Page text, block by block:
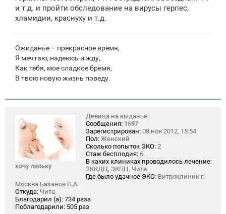
и
и т.д. и пройти обследование на вирусы герпес,
хламидии, краснуху и т.д.
Ожиданье – прекрасное время,
Я мечтаю, надеюсь и жду,
Как тебя, мое сладкое бремя,
В твою новую жизнь поведу.
хочу ляльку
Девица на выданье
Сообщения: 1697
Зарегистрирован: 08 ноя 2012, 15:54
Пол: Женский
Сколько попыток ЭКО: 2
Стаж бесплодия: 6
В каких клиниках проводилось лечение:
ЗККДЦ, ЗКПЦ. Чита
Где было удачное ЭКО: Витроклиник г.
Москва Базанов П.А.
Откуда: Чита
Благодарил (а): 734 раза
Поблагодарили: 505 раз